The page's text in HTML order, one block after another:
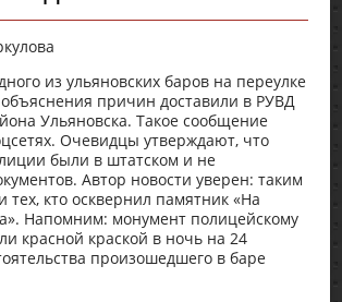
из ульяновских баров на переулке
причин доставили в РУВД
Ульяновска. Такое сообщение
Очевидцы утверждают, что
были в штатском и не
Автор новости уверен: таким
тех, кто осквернил памятник «На
Напомним: монумент полицейскому
красной краской в ночь на 24
произошедшего в баре